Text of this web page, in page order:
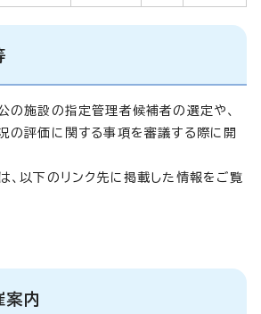
の施設の指定管理者候補者の選定や、
の評価に関する事項を審議する際に開
、以下のリンク先に掲載した情報をご覧
内